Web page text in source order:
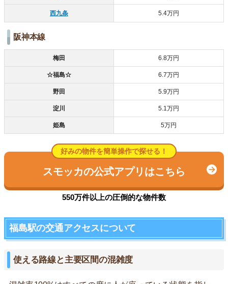
西九条 5.4万円
阪神本線
梅田 6.8万円
☆福島☆ 6.7万円
野田 5.9万円
淀川 5.1万円
姫島 5万円
好みの物件を簡単操作で探せる！
スモッカの公式アプリはこちら
550万件以上の圧倒的な物件数
福島駅の交通アクセスについて
使える路線と主要区間の混雑度